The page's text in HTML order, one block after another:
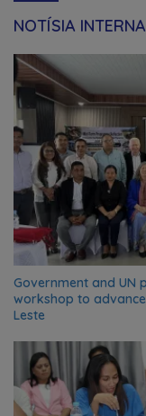
NOTÍSIA
Government and UN
workshop to
Leste